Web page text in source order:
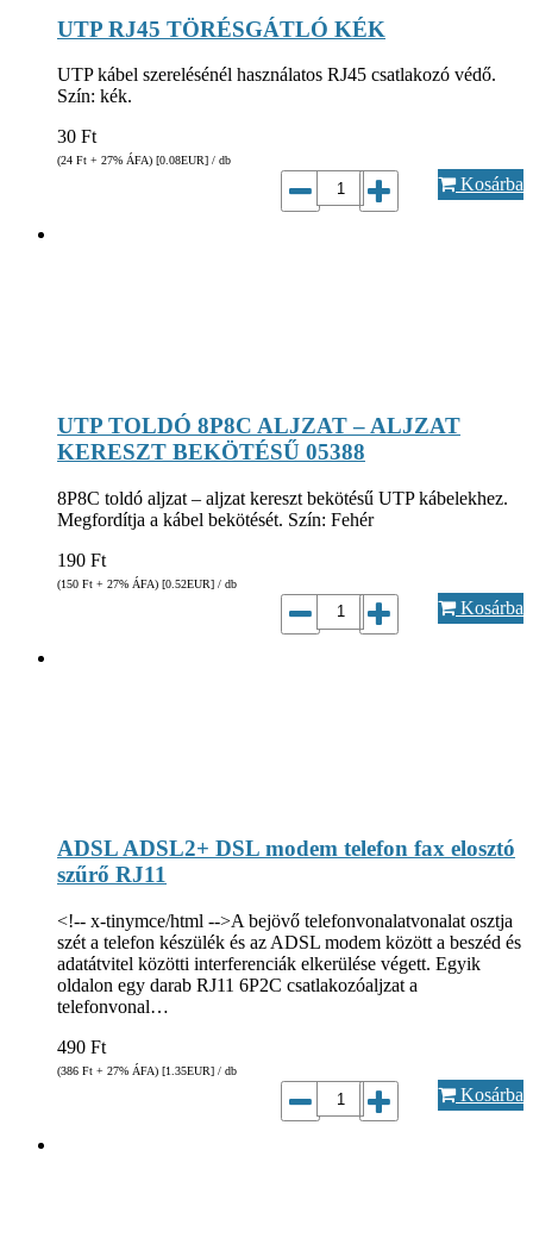
UTP RJ45 TÖRÉSGÁTLÓ KÉK
UTP kábel szerelésénél használatos RJ45 csatlakozó védő.
Szín: kék.
30 Ft
(24 Ft + 27% ÁFA) [0.08EUR] / db
Kosárba
UTP TOLDÓ 8P8C ALJZAT – ALJZAT
KERESZT BEKÖTÉSŰ 05388
8P8C toldó aljzat – aljzat kereszt bekötésű UTP kábelekhez.
Megfordítja a kábel bekötését. Szín: Fehér
190 Ft
(150 Ft + 27% ÁFA) [0.52EUR] / db
Kosárba
ADSL ADSL2+ DSL modem telefon fax elosztó
szűrő RJ11
<!-- x-tinymce/html -->A bejövő telefonvonalatvonalat osztja
szét a telefon készülék és az ADSL modem között a beszéd és
adatátvitel közötti interferenciák elkerülése végett. Egyik
oldalon egy darab RJ11 6P2C csatlakozóaljzat a
telefonvonal…
490 Ft
(386 Ft + 27% ÁFA) [1.35EUR] / db
Kosárba